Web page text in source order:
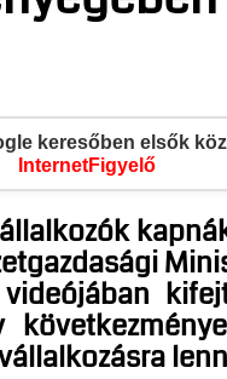
keresőben elsők
InternetFigyelő